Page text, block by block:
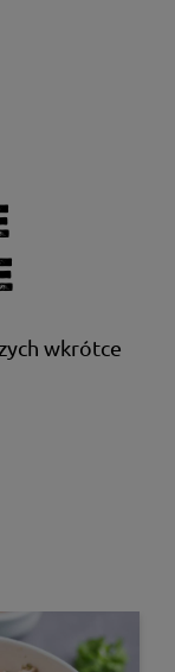
wkrótce